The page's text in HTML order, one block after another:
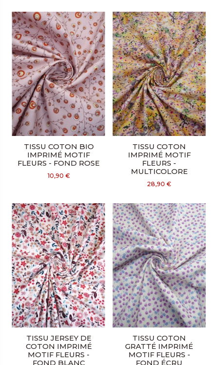
TISSU COTON BIO
IMPRIMÉ MOTIF
FLEURS - FOND ROSE
10,90 €
TISSU COTON
IMPRIMÉ MOTIF
FLEURS -
MULTICOLORE
28,90 €
TISSU JERSEY DE
COTON IMPRIMÉ
MOTIF FLEURS -
FOND BLANC
TISSU COTON
GRATTÉ IMPRIMÉ
MOTIF FLEURS -
FOND ÉCRU